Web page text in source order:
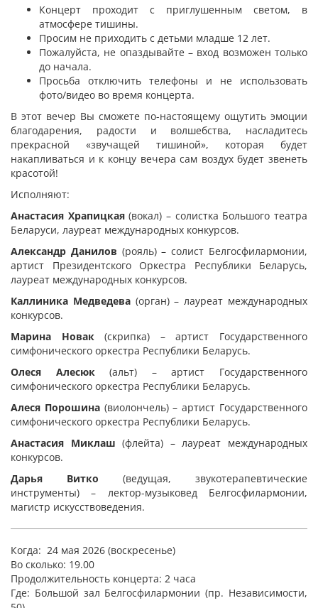
Концерт проходит с приглушенным светом, в
атмосфере тишины.
Просим не приходить с детьми младше 12 лет.
Пожалуйста, не опаздывайте – вход возможен только
до начала.
Просьба отключить телефоны и не использовать
фото/видео во время концерта.
В этот вечер Вы сможете по-настоящему ощутить эмоции
благодарения, радости и волшебства, насладитесь
прекрасной «звучащей тишиной», которая будет
накапливаться и к концу вечера сам воздух будет звенеть
красотой!
Исполняют:
Анастасия Храпицкая(вокал) – солистка Большого театра
Беларуси, лауреат международных конкурсов.
Александр Данилов (рояль) – солист Белгосфилармонии,
артист Президентского Оркестра Республики Беларусь,
лауреат международных конкурсов.
Каллиника Медведева(орган) – лауреат международных
конкурсов.
Марина Новак(скрипка) – артист Государственного
симфонического оркестра Республики Беларусь.
Олеся Алесюк(альт) – артист Государственного
симфонического оркестра Республики Беларусь.
Алеся Порошина(виолончель) – артист Государственного
симфонического оркестра Республики Беларусь.
Анастасия Миклаш (флейта) – лауреат международных
конкурсов.
Дарья Витко (ведущая, звукотерапевтические
инструменты) – лектор-музыковед Белгосфилармонии,
магистр искусствоведения.
Когда: 24 мая 2026 (воскресенье)
Во сколько: 19.00
Продолжительность концерта: 2 часа
Где: Большой зал Белгосфилармонии (пр. Независимости,